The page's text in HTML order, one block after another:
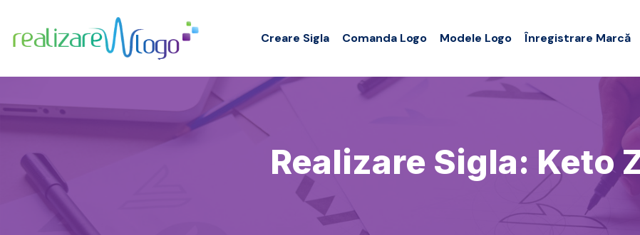
Creare Sigla Comanda Logo Modele Logo Înregistrare Marcă
Realizare Sigla: Keto